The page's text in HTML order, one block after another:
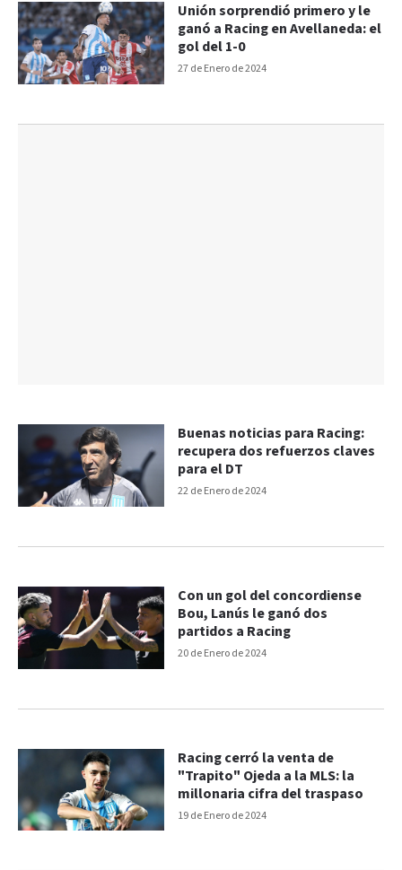
27 de Enero de 2024
Unión sorprendió primero y le
ganó a Racing en Avellaneda: el
gol del 1-0
22 de Enero de 2024
Buenas noticias para Racing:
recupera dos refuerzos claves
para el DT
20 de Enero de 2024
Con un gol del concordiense
Bou, Lanús le ganó dos
partidos a Racing
19 de Enero de 2024
Racing cerró la venta de
"Trapito" Ojeda a la MLS: la
millonaria cifra del traspaso